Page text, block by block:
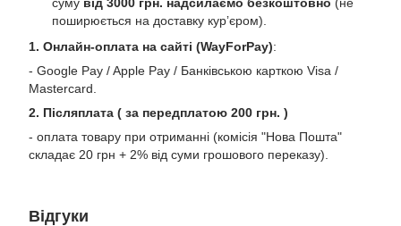
поширюється на доставку курʼєром).
1. Онлайн-оплата на сайті (WayForPay):
- Google Pay / Apple Pay / Банківською карткою Visa /
Mastercard.
2. Післяплата ( за передплатою 200 грн. )
- оплата товару при отриманні (комісія "Нова Пошта"
складає 20 грн + 2% від суми грошового переказу).
Відгуки